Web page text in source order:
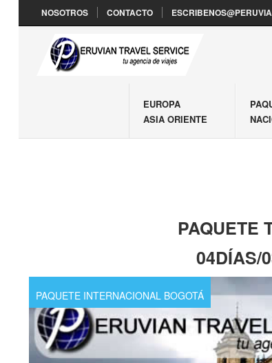
NOSOTROS CONTACTO
EUROPA
ASIA ORIENTE
PAQUETE
04DÍAS/
PAQUETE INTERNACIONAL BOGOTÁ